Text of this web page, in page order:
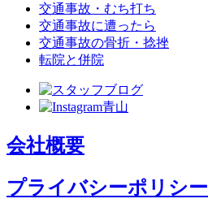
交通事故・むち打ち
交通事故に遭ったら
交通事故の骨折・捻挫
転院と併院
会社概要
プライバシーポリシー